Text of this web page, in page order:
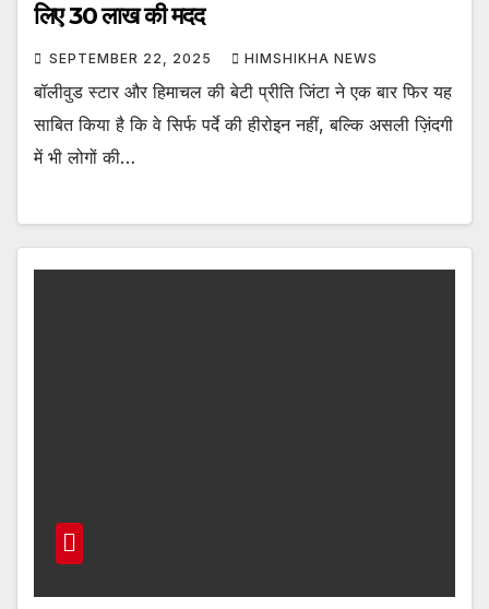
लिए 30 लाख की मदद
SEPTEMBER 22, 2025 HIMSHIKHA NEWS
बॉलीवुड स्टार और हिमाचल की बेटी प्रीति जिंटा ने एक बार फिर यह
साबित किया है कि वे सिर्फ पर्दे की हीरोइन नहीं, बल्कि असली ज़िंदगी
में भी लोगों की…